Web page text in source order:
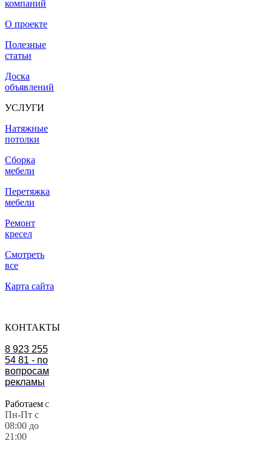
компаний
О проекте
Полезные
статьи
Доска
объявлений
УСЛУГИ
Натяжные
потолки
Сборка
мебели
Перетяжка
мебели
Ремонт
кресел
Смотреть
все
Карта сайта
КОНТАКТЫ
8 923 255
54 81 - по
вопросам
рекламы
Работаемс
Пн-Пт с
08:00 до
21:00